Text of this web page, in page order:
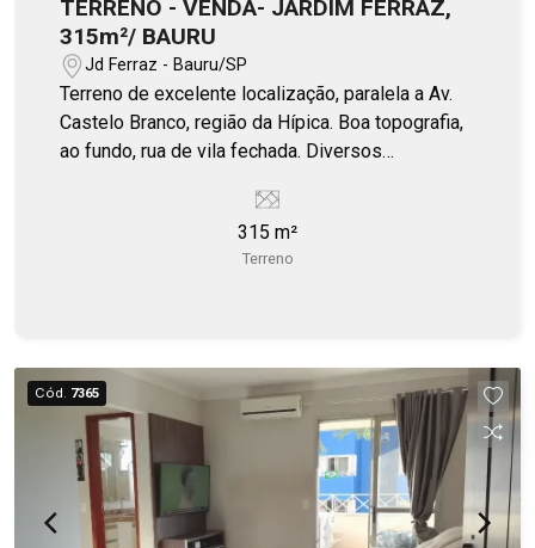
TERRENO - VENDA- JARDIM FERRAZ,
315m²/ BAURU
Jd Ferraz - Bauru/SP
Terreno de excelente localização, paralela a Av.
Castelo Branco, região da Hípica. Boa topografia,
ao fundo, rua de vila fechada. Diversos
315 m²
Terreno
Cód. 7365